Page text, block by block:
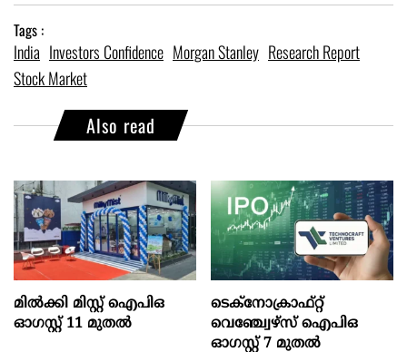
Tags :
India Investors Confidence Morgan Stanley Research Report
Stock Market
Also read
മില്‍ക്കി മിസ്റ്റ്‌ ഐപിഒ
ഓഗസ്റ്റ്‌ 11 മുതല്‍
ടെക്‌നോക്രാഫ്‌റ്റ്‌
വെഞ്ച്വേഴ്‌സ്‌ ഐപിഒ
ഓഗസ്റ്റ്‌ 7 മുതല്‍